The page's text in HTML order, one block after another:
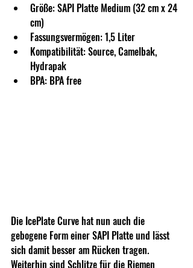
Größe: SAPI Platte Medium (32 cm x 24
cm)
Fassungsvermögen: 1,5 Liter
Kompatibilität: Source, Camelbak,
Hydrapak
BPA: BPA free
Die IcePlate Curve hat nun auch die
gebogene Form einer SAPI Platte und lässt
sich damit besser am Rücken tragen.
Weiterhin sind Schlitze für die Riemen